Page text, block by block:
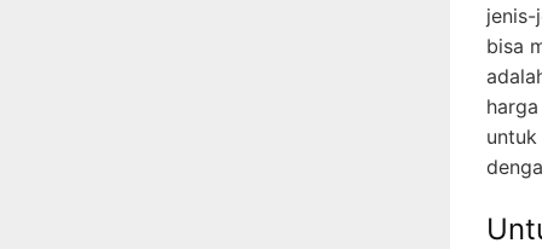
jenis-
bisa